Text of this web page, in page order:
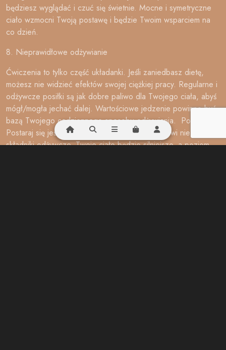
będziesz wyglądać i czuć się świetnie. Mocne i symetryczne
ciało wzmocni Twoją postawę i będzie Twoim wsparciem na
co dzień.
8. Nieprawidłowe odżywianie
Ćwiczenia to tylko część układanki. Jeśli zaniedbasz dietę,
możesz nie widzieć efektów swojej ciężkiej pracy. Regularne i
odżywcze posiłki są jak dobre paliwo dla Twojego ciała, abyś
mógł/mogła jechać dalej. Wartościowe jedzenie powinno być
bazą Twojego codziennego sposobu odżywiania. Porada:
Postaraj się jeść zdrowo i dostarczać organizmowi niezbędne
składniki odżywcze. Twoje ciało będzie silniejsze, a poziom